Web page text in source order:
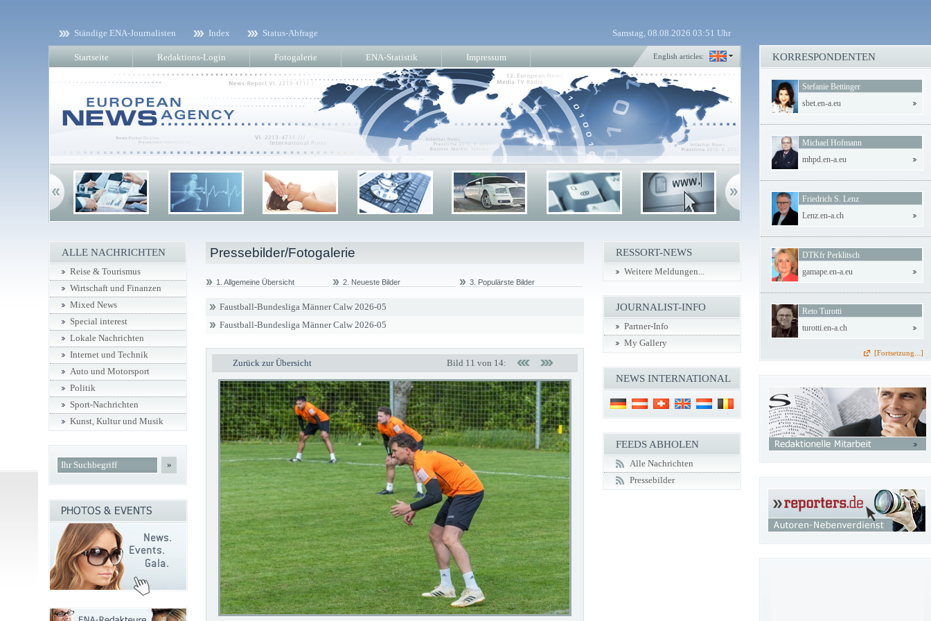
Ständige ENA-Journalisten Index Status-Abfrage Samstag, 08.08.2026 03:51 Uhr
Startseite Redaktions-Login Fotogalerie ENA-Statistik Impressum English articles:
Pressebilder/Fotogalerie
1. Allgemeine Übersicht 2. Neueste Bilder 3. Populärste Bilder
Faustball-Bundesliga Männer Calw 2026-05
Faustball-Bundesliga Männer Calw 2026-05
Zurück zur Übersicht Bild 11 von 14:
ALLE NACHRICHTEN
Reise & Tourismus
Wirtschaft und Finanzen
Mixed News
Special interest
Lokale Nachrichten
Internet und Technik
Auto und Motorsport
Politik
Sport-Nachrichten
Kunst, Kultur und Musik
»
RESSORT-NEWS
Weitere Meldungen...
JOURNALIST-INFO
Partner-Info
My Gallery
NEWS INTERNATIONAL
FEEDS ABHOLEN
Alle Nachrichten
Pressebilder
KORRESPONDENTEN
Stefanie Bettinger
sbet.en-a.eu
Michael Hofmann
mhpd.en-a.eu
Friedrich S. Lenz
Lenz.en-a.ch
DTKfr Perklitsch
gamape.en-a.eu
Reto Turotti
turotti.en-a.ch
[Fortsetzung...]